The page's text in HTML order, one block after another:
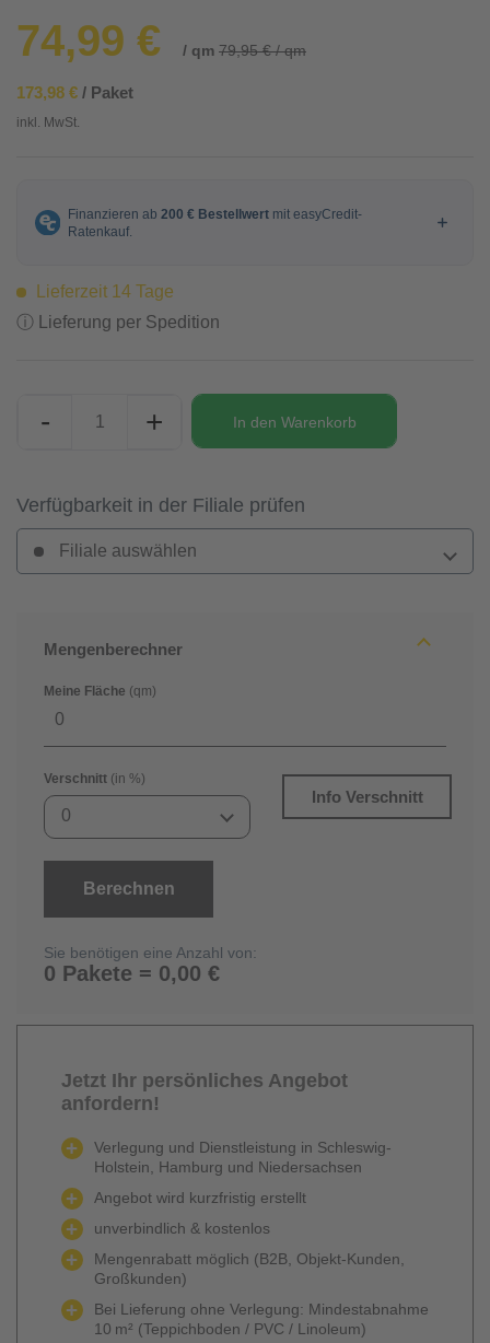
74,99 € / qm 79,95 € / qm
173,98 € / Paket
inkl. MwSt.
Lieferzeit 14 Tage
ⓘ Lieferung per Spedition
- + In den Warenkorb
Verfügbarkeit in der Filiale prüfen
Filiale auswählen
Mengenberechner
Meine Fläche (qm)
Verschnitt (in %)
0
Info Verschnitt
Berechnen
Sie benötigen eine Anzahl von:
0 Pakete = 0,00 €
Jetzt Ihr persönliches Angebot
anfordern!
Verlegung und Dienstleistung in Schleswig-
Holstein, Hamburg und Niedersachsen
Angebot wird kurzfristig erstellt
unverbindlich & kostenlos
Mengenrabatt möglich (B2B, Objekt-Kunden,
Großkunden)
Bei Lieferung ohne Verlegung: Mindestabnahme
10 m² (Teppichboden / PVC / Linoleum)